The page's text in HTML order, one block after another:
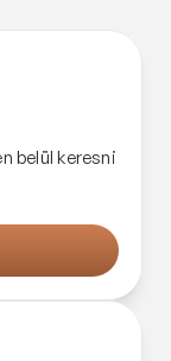
belül keresni